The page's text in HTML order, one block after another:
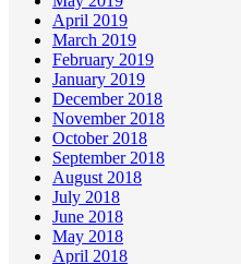
April 2019
March 2019
February 2019
January 2019
December 2018
November 2018
October 2018
September 2018
August 2018
July 2018
June 2018
May 2018
April 2018